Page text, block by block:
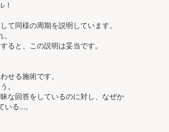
！
て同様の周期を説明しています。
ると、この説明は妥当です。
せる施術です。
。
な回答をしているのに対し、なぜか
いる…。